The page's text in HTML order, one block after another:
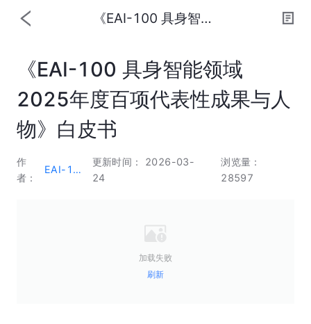
《EAI-100 具身智能领域2025年度百项代表性成果与人物》白皮书
《EAI-100 具身智能领域
2025年度百项代表性成果与人
物》白皮书
作
者：
EAI-100
更新时间： 2026-03-
24
浏览量：
28597
加载失败
刷新